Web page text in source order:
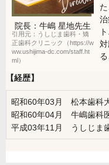
院長：牛嶋 星地先生
引用元：うしじま歯科・矯
正歯科クリニック（https://w
ww.ushijima-dc.com/staff.ht
ml）
【経歴】
昭和60年03月 松本歯科
昭和60年04月 牛嶋歯科
平成03年11月 うしじま